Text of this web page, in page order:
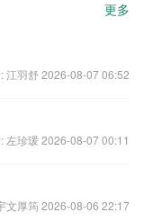
更多
江羽舒 2026-08-07 06:52
左珍瑗 2026-08-07 00:11
文厚筠 2026-08-06 22:17